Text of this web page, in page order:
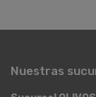
Nuestras